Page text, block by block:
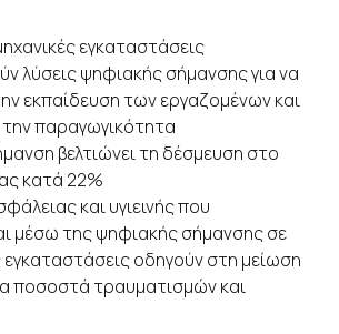
εγκαταστάσεις
λύσεις ψηφιακής σήμανσης για να
εκπαίδευση των εργαζομένων και
παραγωγικότητα
βελτιώνει τη δέσμευση στο
κατά 22%
και υγιεινής που
μέσω της ψηφιακής σήμανσης σε
εγκαταστάσεις οδηγούν στη μείωση
ποσοστά τραυματισμών και